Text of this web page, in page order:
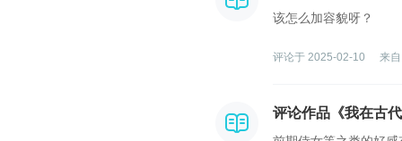
该怎么加容貌呀？
评论于 2025-02-10 来
评论作品《我在古